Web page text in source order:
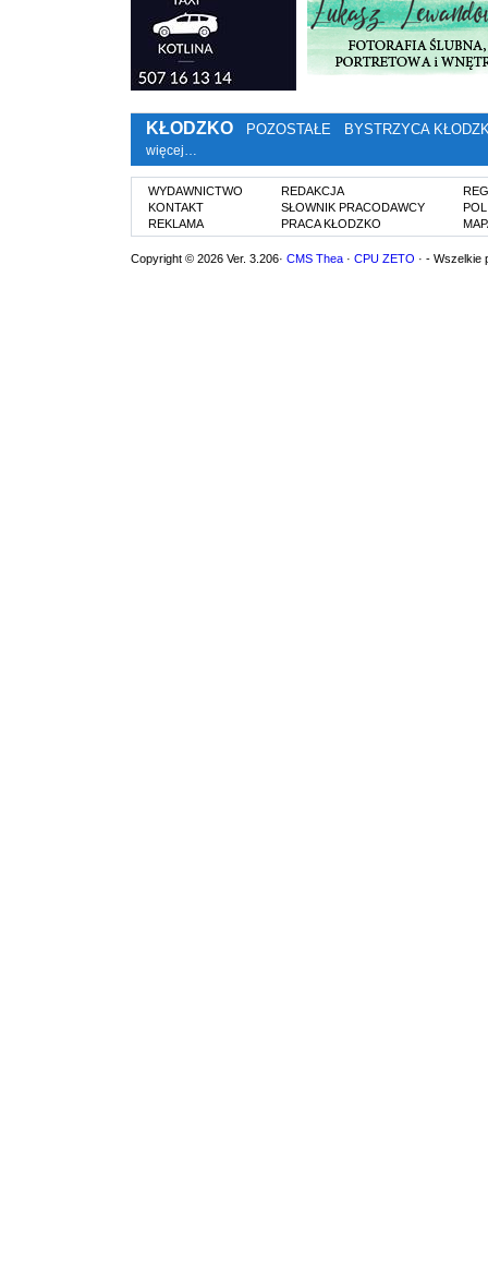
KŁODZKO POZOSTAŁE BYSTRZYCA
więcej…
WYDAWNICTWO
KONTAKT
REKLAMA
REDAKCJA
SŁOWNIK PRACODAWCY
PRACA KŁODZKO
Copyright © 2026 Ver. 3.206· CMS Thea · CPU ZETO · - Wszelkie